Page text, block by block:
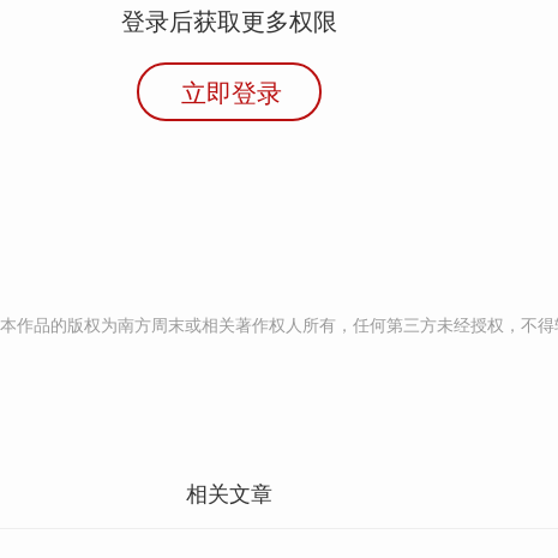
登录后获取更多权限
立即登录
作品的版权为南方周末或相关著作权人所有，任何第三方未经授权，不
相关文章